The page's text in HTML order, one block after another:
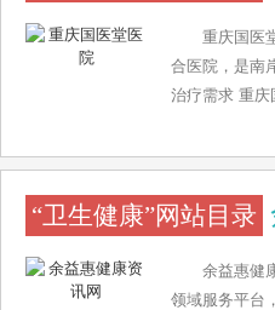
重庆国医
合医院，是南
治疗需求 重庆
中医特色，
美，在信誉上
“卫生健康”网站目录
余益惠健
领域服务平台